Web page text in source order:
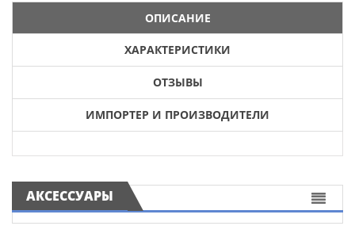
ОПИСАНИЕ
ХАРАКТЕРИСТИКИ
ОТЗЫВЫ
ИМПОРТЕР И ПРОИЗВОДИТЕЛИ
АКСЕССУАРЫ